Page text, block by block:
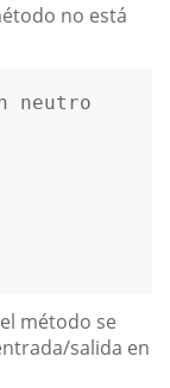
no está
método se
salida en